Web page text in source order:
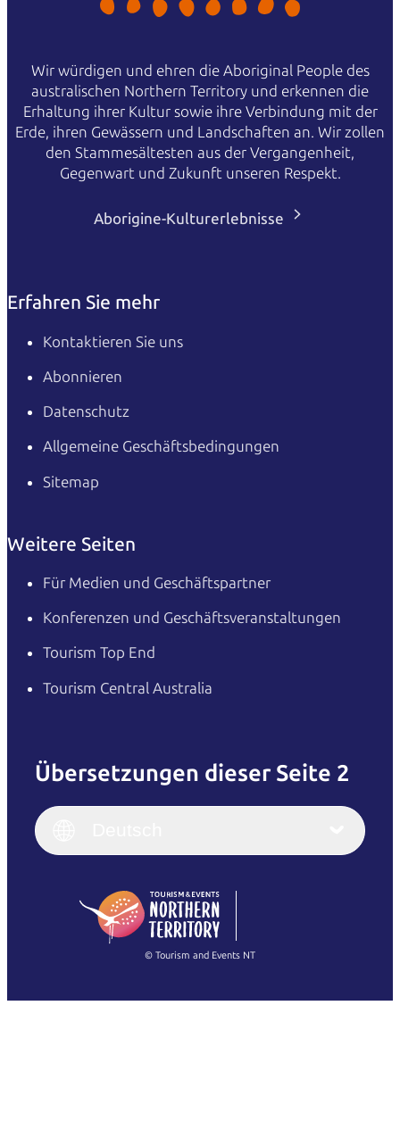
Wir würdigen und ehren die Aboriginal People des
australischen Northern Territory und erkennen die
Erhaltung ihrer Kultur sowie ihre Verbindung mit der
Erde, ihren Gewässern und Landschaften an. Wir zollen
den Stammesältesten aus der Vergangenheit,
Gegenwart und Zukunft unseren Respekt.
Aborigine-Kulturerlebnisse
Erfahren Sie mehr
Kontaktieren Sie uns
Abonnieren
Datenschutz
Allgemeine Geschäftsbedingungen
Sitemap
Weitere Seiten
Für Medien und Geschäftspartner
Konferenzen und Geschäftsveranstaltungen
Tourism Top End
Tourism Central Australia
Übersetzungen dieser Seite 2
English
(Singapore)
Français
Italiano
繁體中文
© Tourism and Events NT